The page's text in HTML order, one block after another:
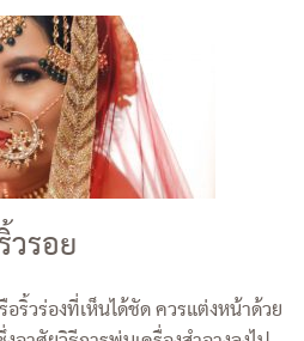
วรอย
ริ้วร่องที่เห็นได้ชัด ควรแต่งหน้าด้วย